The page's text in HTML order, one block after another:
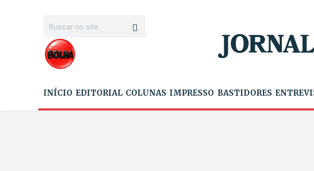
INÍCIO EDITORIAL COLUNAS IMPRESSO BASTIDORES